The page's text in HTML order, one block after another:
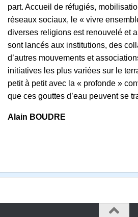
part. Accueil de réfugiés,
réseaux sociaux, le « vivre
diverses religions est renouvelé et
sont lancés aux institutions, des
d’autres mouvements et
initiatives les plus variées sur le
petit à petit avec la « profonde »
que ces gouttes d’eau peuvent se
Alain BOUDRE